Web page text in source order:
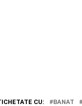
CU: BANAT